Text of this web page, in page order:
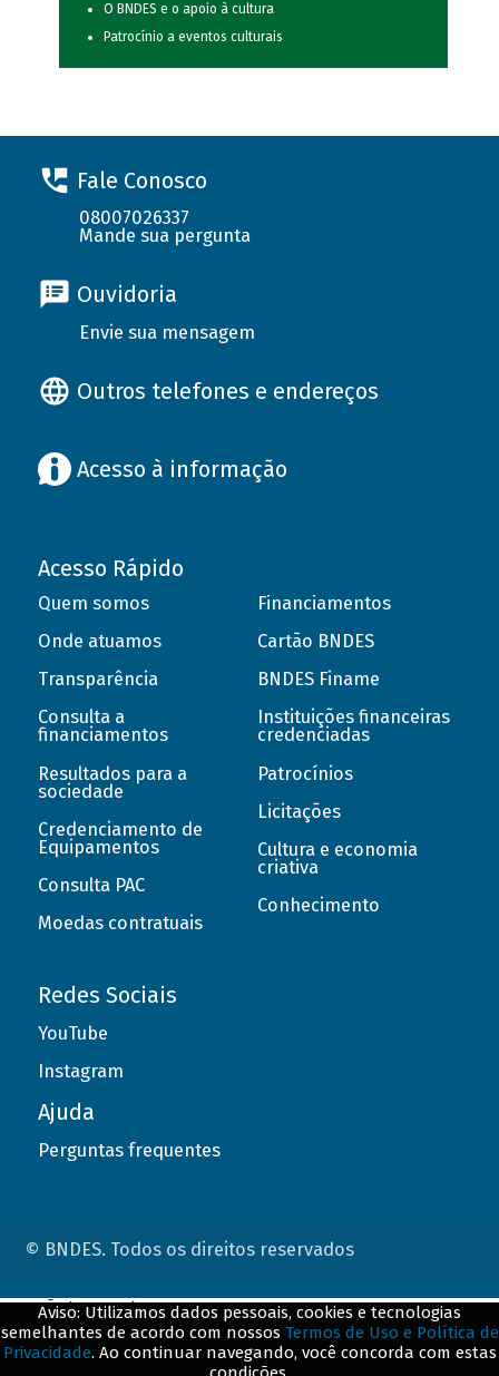
O BNDES e o apoio à cultura
Patrocínio a eventos culturais
Fale Conosco
08007026337
Mande sua pergunta
Ouvidoria
Envie sua mensagem
Outros telefones e endereços
Acesso à informação
Acesso Rápido
Quem somos
Onde atuamos
Transparência
Consulta a
financiamentos
Resultados para a
sociedade
Credenciamento de
Equipamentos
Consulta PAC
Moedas contratuais
Financiamentos
Cartão BNDES
BNDES Finame
Instituições financeiras
credenciadas
Patrocínios
Licitações
Cultura e economia
criativa
Conhecimento
Redes Sociais
YouTube
Instagram
Ajuda
Perguntas frequentes
© BNDES. Todos os direitos reservados
Aviso: Utilizamos dados pessoais, cookies e tecnologias
semelhantes de acordo com nossos Termos de Uso e Política de
Privacidade. Ao continuar navegando, você concorda com estas
ConteÃºdo complementar
${title}${badge}